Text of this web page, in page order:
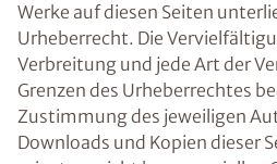
Werke auf diesen Seiten
Urheberrecht. Die
Verbreitung und jede Art der
Grenzen des Urheberrechtes
Zustimmung des jeweiligen
Downloads und Kopien dieser